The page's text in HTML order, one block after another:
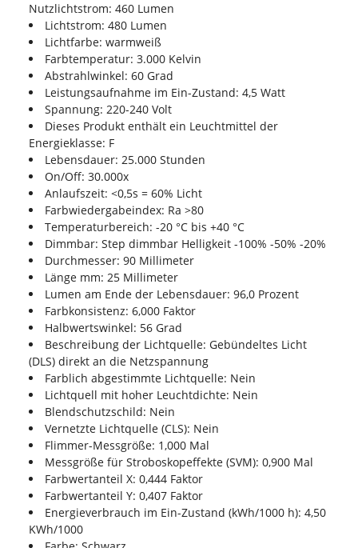
Nutzlichtstrom: 460 Lumen
Lichtstrom: 480 Lumen
Lichtfarbe: warmweiß
Farbtemperatur: 3.000 Kelvin
Abstrahlwinkel: 60 Grad
Leistungsaufnahme im Ein-Zustand: 4,5 Watt
Spannung: 220-240 Volt
Dieses Produkt enthält ein Leuchtmittel der
Energieklasse: F
Lebensdauer: 25.000 Stunden
On/Off: 30.000x
Anlaufszeit: <0,5s = 60% Licht
Farbwiedergabeindex: Ra >80
Temperaturbereich: -20 °C bis +40 °C
Dimmbar: Step dimmbar Helligkeit -100% -50% -20%
Durchmesser: 90 Millimeter
Länge mm: 25 Millimeter
Lumen am Ende der Lebensdauer: 96,0 Prozent
Farbkonsistenz: 6,000 Faktor
Halbwertswinkel: 56 Grad
Beschreibung der Lichtquelle: Gebündeltes Licht
(DLS) direkt an die Netzspannung
Farblich abgestimmte Lichtquelle: Nein
Lichtquell mit hoher Leuchtdichte: Nein
Blendschutzschild: Nein
Vernetzte Lichtquelle (CLS): Nein
Flimmer-Messgröße: 1,000 Mal
Messgröße für Stroboskopeffekte (SVM): 0,900 Mal
Farbwertanteil X: 0,444 Faktor
Farbwertanteil Y: 0,407 Faktor
Energieverbrauch im Ein-Zustand (kWh/1000 h): 4,50
KWh/1000